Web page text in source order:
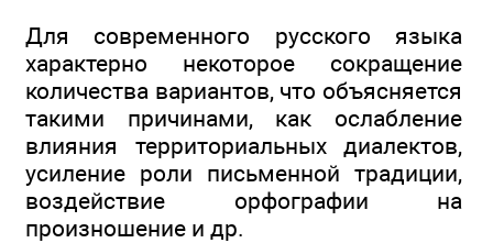
Для современного русского языка
характерно некоторое сокращение
количества вариантов, что объясняется
такими причинами, как ослабление
влияния территориальных диалектов,
усиление роли письменной традиции,
воздействие орфографии на
произношение и др.